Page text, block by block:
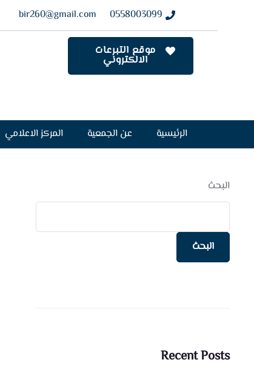
0558003099
bir260@gmail.com
موقع التبرعات
الالكتروني
الرئيسية عن الجمعية المركز الاعلامي
البحث
البحث
Recent Posts